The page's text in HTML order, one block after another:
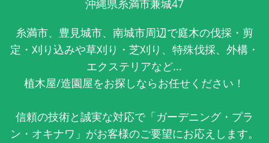
沖縄県糸満市兼城47
糸満市、豊見城市、南城市周辺で庭木の伐採・剪
定・刈り込みや草刈り・芝刈り、特殊伐採、外構・
エクステリアなど...
植木屋/造園屋をお探しならお任せください！
信頼の技術と誠実な対応で「ガーデニング・プラ
ン・オキナワ」がお客様のご要望にお応えします。